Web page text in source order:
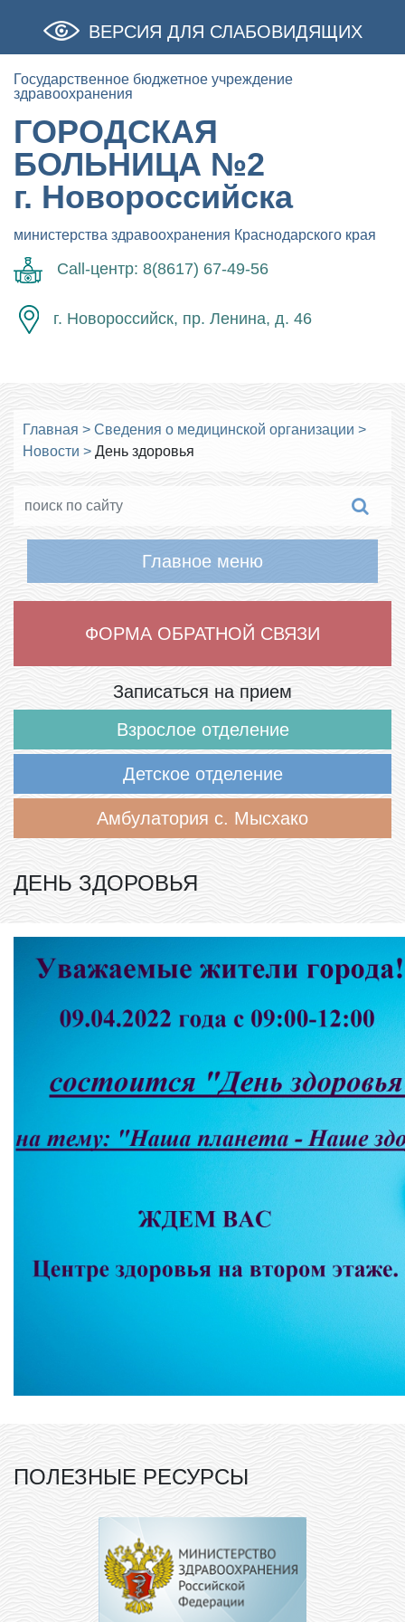
ВЕРСИЯ ДЛЯ СЛАБОВИДЯЩИХ
Государственное бюджетное учреждение
здравоохранения
ГОРОДСКАЯ
БОЛЬНИЦА №2
г. Новороссийска
министерства здравоохранения Краснодарского края
Call-центр: 8(8617) 67-49-56
г. Новороссийск, пр. Ленина, д. 46
Главная > Сведения о медицинской организации >
Новости > День здоровья
Главное меню
ФОРМА ОБРАТНОЙ СВЯЗИ
Записаться на прием
Взрослое отделение
Детское отделение
Амбулатория с. Мысхако
ДЕНЬ ЗДОРОВЬЯ
ПОЛЕЗНЫЕ РЕСУРСЫ